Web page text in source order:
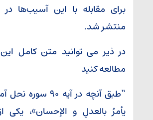
برای مقابله با این آسیب‌ها در
منتشر شد.
در ذیر می توانید متن کامل
مطالعه کنید
“طبق آنچه در آیه ۹۰
یأمرُ بالعدلِ و الإحسان»، یکی